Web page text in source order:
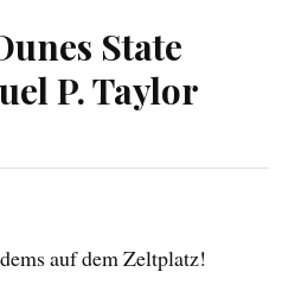
State
P. Taylor
auf dem Zeltplatz!